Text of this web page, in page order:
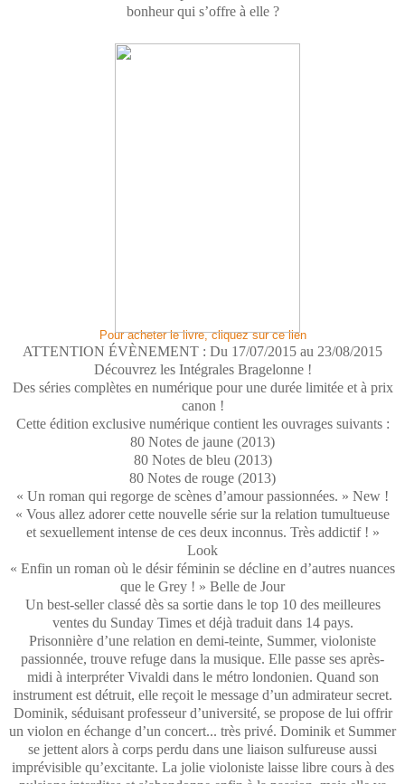
bonheur qui s’offre à elle ?
Pour acheter le livre, cliquez sur ce lien
ATTENTION ÉVÈNEMENT : Du 17/07/2015 au 23/08/2015
Découvrez les Intégrales Bragelonne !
Des séries complètes en numérique pour une durée limitée et à prix
canon !
Cette édition exclusive numérique contient les ouvrages suivants :
80 Notes de jaune (2013)
80 Notes de bleu (2013)
80 Notes de rouge (2013)
« Un roman qui regorge de scènes d’amour passionnées. » New !
« Vous allez adorer cette nouvelle série sur la relation tumultueuse
et sexuellement intense de ces deux inconnus. Très addictif ! »
Look
« Enfin un roman où le désir féminin se décline en d’autres nuances
que le Grey ! » Belle de Jour
Un best-seller classé dès sa sortie dans le top 10 des meilleures
ventes du Sunday Times et déjà traduit dans 14 pays.
Prisonnière d’une relation en demi-teinte, Summer, violoniste
passionnée, trouve refuge dans la musique. Elle passe ses après-
midi à interpréter Vivaldi dans le métro londonien. Quand son
instrument est détruit, elle reçoit le message d’un admirateur secret.
Dominik, séduisant professeur d’université, se propose de lui offrir
un violon en échange d’un concert... très privé. Dominik et Summer
se jettent alors à corps perdu dans une liaison sulfureuse aussi
imprévisible qu’excitante. La jolie violoniste laisse libre cours à des